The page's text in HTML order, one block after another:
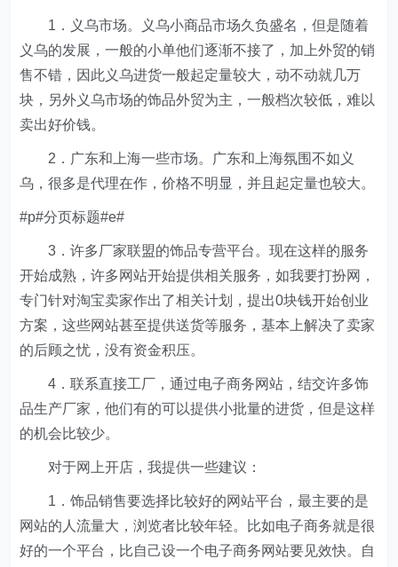
1．义乌市场。义乌小商品市场久负盛名，但是随着
义乌的发展，一般的小单他们逐渐不接了，加上外贸的销
售不错，因此义乌进货一般起定量较大，动不动就几万
块，另外义乌市场的饰品外贸为主，一般档次较低，难以
卖出好价钱。
2．广东和上海一些市场。广东和上海氛围不如义
乌，很多是代理在作，价格不明显，并且起定量也较大。
#p#分页标题#e#
3．许多厂家联盟的饰品专营平台。现在这样的服务
开始成熟，许多网站开始提供相关服务，如我要打扮网，
专门针对淘宝卖家作出了相关计划，提出0块钱开始创业
方案，这些网站甚至提供送货等服务，基本上解决了卖家
的后顾之忧，没有资金积压。
4．联系直接工厂，通过电子商务网站，结交许多饰
品生产厂家，他们有的可以提供小批量的进货，但是这样
的机会比较少。
对于网上开店，我提供一些建议：
1．饰品销售要选择比较好的网站平台，最主要的是
网站的人流量大，浏览者比较年轻。比如电子商务就是很
好的一个平台，比自己设一个电子商务网站要见效快。自